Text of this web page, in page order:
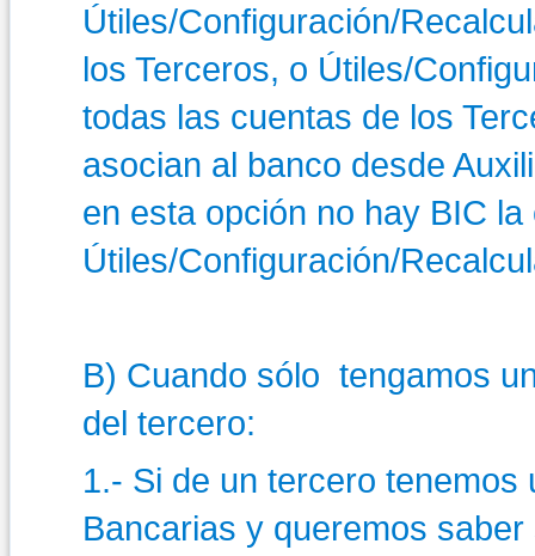
Útiles/Configuración/
los Terceros, o Útiles/
todas las cuentas de los
asocian al banco desde
en esta opción no hay BIC la
Útiles/Configuración/
B) Cuando sólo tengamos
del tercero:
1.- Si de un tercero
Bancarias y queremos